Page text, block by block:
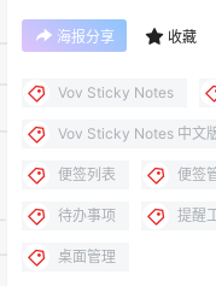
海报分享 收藏
Vov Sticky Notes
Vov Sticky Notes 中文
便签列表 便签
待办事项 提醒
桌面管理